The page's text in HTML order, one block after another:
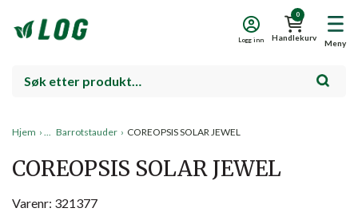
Meny
0
Handlekurv
Logg inn
Hjem › Barrotstauder › COREOPSIS SOLAR JEWEL
COREOPSIS SOLAR JEWEL
Varenr: 321377